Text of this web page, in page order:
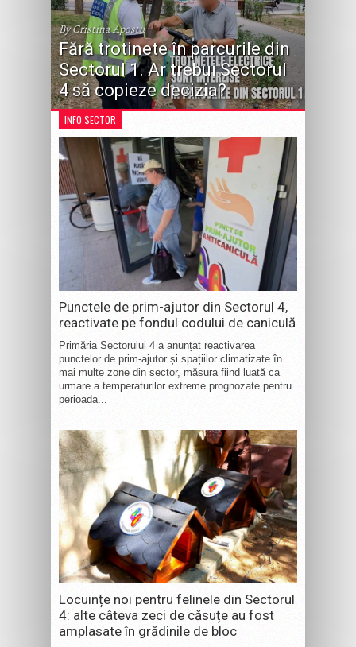
By Cristina Apostu
Fără trotinete în parcurile din
Sectorul 1. Ar trebui Sectorul
4 să copieze decizia?
INFO SECTOR
Punctele de prim-ajutor din Sectorul 4,
reactivate pe fondul codului de caniculă
Primăria Sectorului 4 a anunțat reactivarea
punctelor de prim-ajutor și spațiilor climatizate în
mai multe zone din sector, măsura fiind luată ca
urmare a temperaturilor extreme prognozate pentru
perioada...
Locuințe noi pentru felinele din Sectorul
4: alte câteva zeci de căsuțe au fost
amplasate în grădinile de bloc